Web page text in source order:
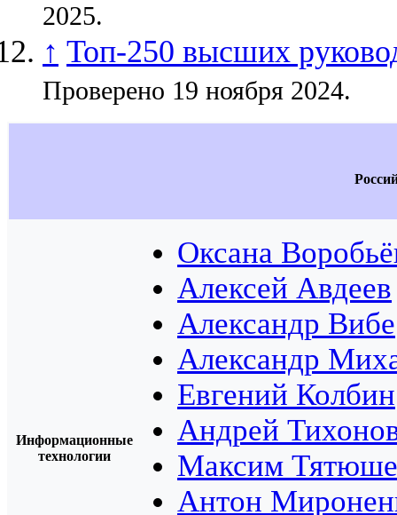
2025.
↑ Топ-250 высших
Проверено 19 ноября 2024.
Информационные
технологии
Оксана
Алексей Авдеев
Александр Вибе
Александр
Евгений Колбин
Андрей
Максим
Антон